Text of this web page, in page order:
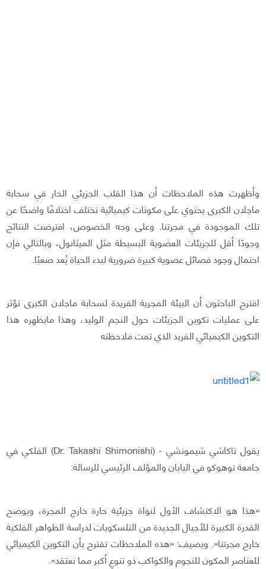
وأظهرت هذه الملاحظات أن هذا القلب الجزيئي الحار في سحابة
ماجلان الكبرى يحتوي على مكونات كيميائية تختلف اختلافًا واضحًا عن
تلك الموجودة في مجرتنا. وعلى وجه الخصوص، افترضت النتائج
وجودًا أقل للجزيئات العضوية البسيطة مثل الميثانول، وبالتالي فإن
احتمال وجود فصائل عضوية كبيرة ضرورية لبدء الحياة يُعد صعبًا.
اقترح الباحثون أن البيئة المجرية الفريدة لسحابة ماجلان الكبرى تؤثر
على عمليات تكوين الجزيئات حول النجم الوليد، وهذا مايظهره هذا
التكوين الكيميائي الفريد الذي تمت ملاحظته
يقول تاكاشي شيمونشي - (Dr. Takashi Shimonishi) الفلكي في
جامعة توهوكو في اليابان والمؤلف الرئيسي للرسالة:
«هذا هو الاكتشاف الأول لنواة جزيئية حارة خارج المجرة، ويوضح
القدرة الكبيرة للأجيال الجديدة من التلسكوبات لدراسة الظواهر الفلكية
خارج مجرتنا». ويضيف: «هذه الملاحظات تقترح بأن التكوين الكيميائي
للعناصر المكون للنجوم والكواكب ذو تنوعٍ أكبر مما نعتقد».